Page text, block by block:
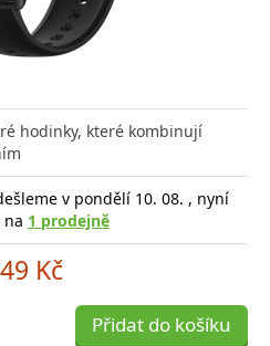
hodinky, které kombinují
v pondělí 10. 08. , nyní
na 1 prodejně
Kč
Přidat do košíku